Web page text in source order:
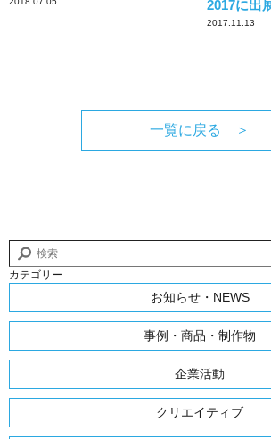
2017に出
2017.11.13
一覧に戻る ＞
カテゴリー
お知らせ・NEWS
事例・商品・制作物
企業活動
クリエイティブ